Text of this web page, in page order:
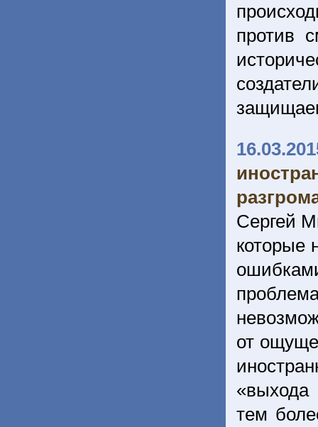
против
Сергей
которые
от
«выхода
тем